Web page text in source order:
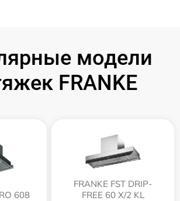
модели
FRANKE
608
FRANKE FST DRIP-
FREE 60 X/2 KL